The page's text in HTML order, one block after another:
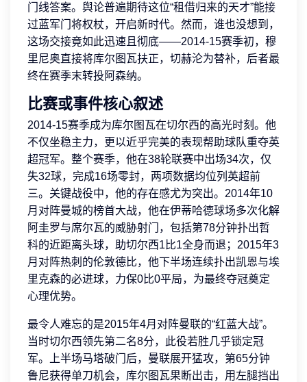
门线答案。舆论普遍期待这位“租借归来的天才”能接
过蓝军门将权杖，开启新时代。然而，谁也没想到，
这场交接竟如此迅速且彻底——2014-15赛季初，穆
里尼奥直接将库尔图瓦扶正，切赫沦为替补，后者最
终在赛季末转投阿森纳。
比赛或事件核心叙述
2014-15赛季成为库尔图瓦在切尔西的高光时刻。他
不仅坐稳主力，更以近乎完美的表现帮助球队重夺英
超冠军。整个赛季，他在38轮联赛中出场34次，仅
失32球，完成16场零封，两项数据均位列英超前
三。关键战役中，他的存在感尤为突出。2014年10
月对阵曼城的榜首大战，他在伊蒂哈德球场多次化解
阿圭罗与席尔瓦的威胁射门，包括第78分钟扑出哲
科的近距离头球，助切尔西1比1全身而退；2015年3
月对阵热刺的伦敦德比，他下半场连续扑出凯恩与埃
里克森的必进球，力保0比0平局，为最终夺冠奠定
心理优势。
最令人难忘的是2015年4月对阵曼联的“红蓝大战”。
当时切尔西领先第二名8分，此役若胜几乎锁定冠
军。上半场马塔破门后，曼联展开猛攻，第65分钟
鲁尼获得单刀机会，库尔图瓦果断出击，用左腿挡出